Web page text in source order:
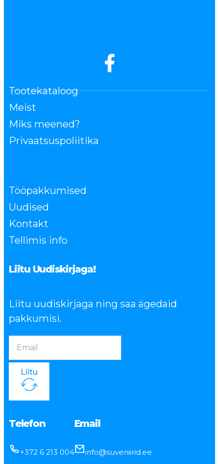
Tootekataloog
Meist
Miks meened?
Privaatsuspoliitika
Tööpakkumised
Uudised
Kontakt
Tellimis info
Liitu Uudiskirjaga!
Liitu uudiskirjaga ning saa ägedaid
pakkumisi.
Liitu
Telefon
+372 6 213 004
Email
info@suveniirid.ee